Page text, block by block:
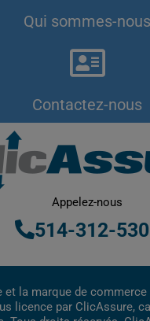
Qui sommes-nous
Contactez-nous
Appelez-nous
514-312-
et la marque de
licence par ClicAssure,